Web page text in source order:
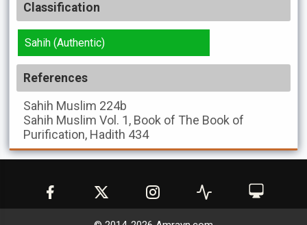
Classification
Sahih (Authentic)
References
Sahih Muslim 224b
Sahih Muslim Vol. 1, Book of The Book of
Purification, Hadith 434